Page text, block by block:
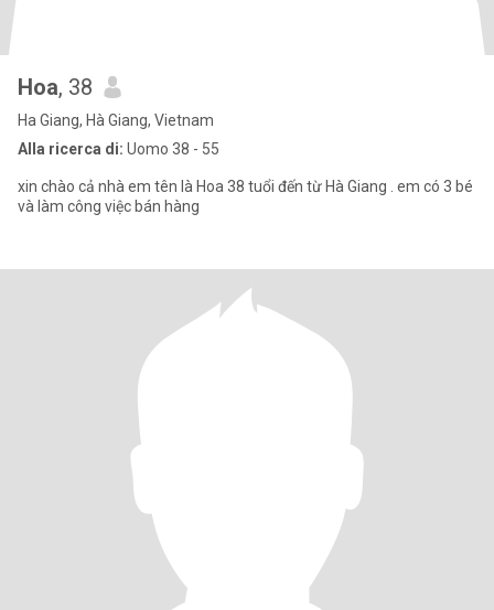
Hoa, 38
Ha Giang, Hà Giang, Vietnam
Alla ricerca di: Uomo 38 - 55
xin chào cả nhà em tên là Hoa 38 tuổi đến từ Hà Giang . em có 3 bé
và làm công việc bán hàng